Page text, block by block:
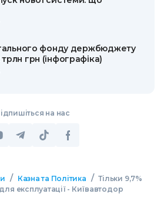
фонду держбюджету
грн (інфографіка)
на нас
/ Казна та Політика / Тільки 9,7%
експлуатації - Київавтодор